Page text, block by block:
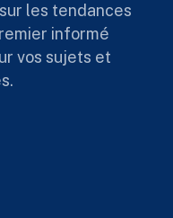
les tendances
informé
vos sujets et